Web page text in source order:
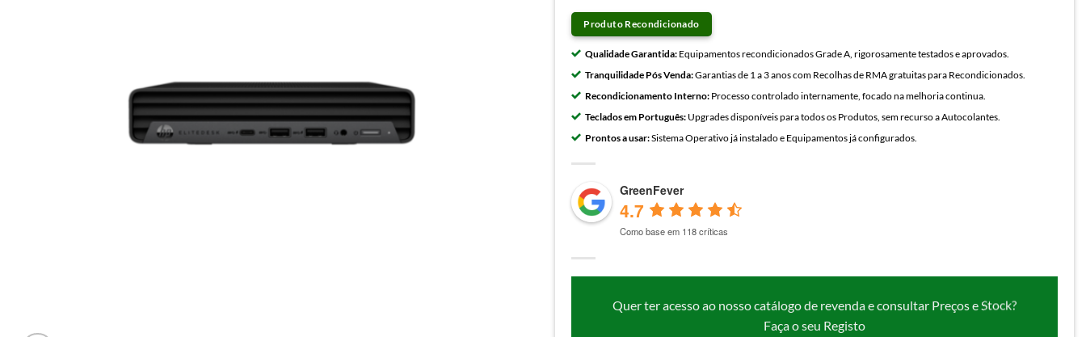
Produto Recondicionado
Qualidade Garantida: Equipamentos recondicionados Grade A, rigorosamente testados e aprovados.
Tranquilidade Pós Venda:Garantias de 1 a 3 anos com Recolhas de RMA gratuitas para Recondicionados.
Recondicionamento Interno: Processo controlado internamente, focado na melhoria continua.
Teclados em Português: Upgrades disponíveis para todos os Produtos, sem recurso a Autocolantes.
Prontos a usar:Sistema Operativo já instalado e Equipamentos já configurados.
GreenFever
4.7
Como base em 118 críticas
Quer ter acesso ao nosso catálogo de revenda e consultar Preços e Stock?
Faça o seu Registo